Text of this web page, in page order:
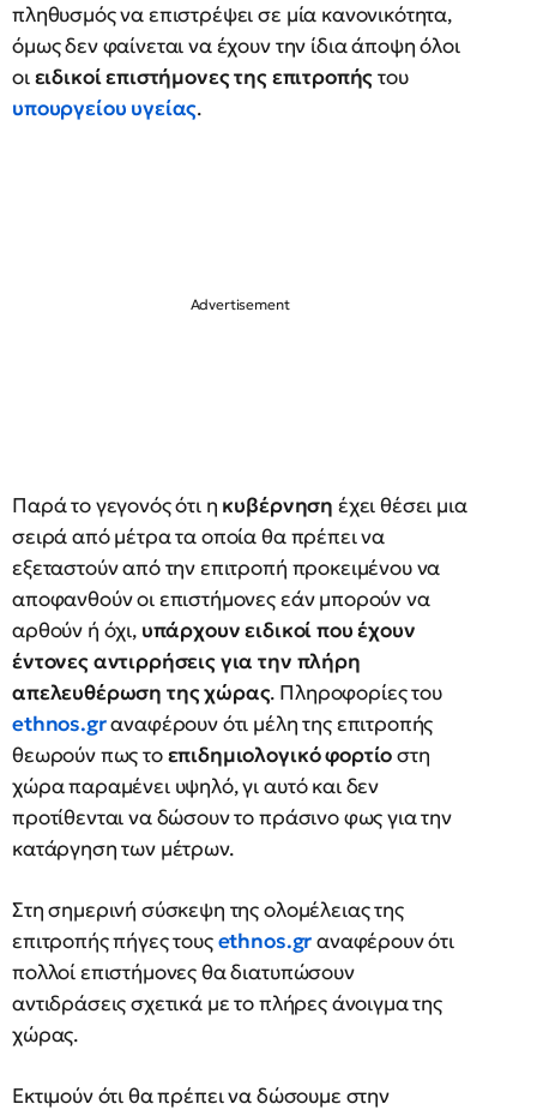
πληθυσμός να επιστρέψει σε μία κανονικότητα,
όμως δεν φαίνεται να έχουν την ίδια άποψη όλοι
οιειδικοί επιστήμονες της επιτροπήςτου
υπουργείου υγείας.
Παρά το γεγονός ότι η κυβέρνηση έχει θέσει μια
σειρά από μέτρα τα οποία θα πρέπει να
εξεταστούν από την επιτροπή προκειμένου να
αποφανθούν οι επιστήμονες εάν μπορούν να
αρθούν ή όχι, υπάρχουν ειδικοί που έχουν
έντονες αντιρρήσεις για την πλήρη
απελευθέρωση της χώρας. Πληροφορίες του
ethnos.grαναφέρουν ότι μέλη της επιτροπής
θεωρούν πως τοεπιδημιολογικό φορτίοστη
χώρα παραμένει υψηλό, γι αυτό και δεν
προτίθενται να δώσουν το πράσινο φως για την
κατάργηση των μέτρων.
Στη σημερινή σύσκεψη της ολομέλειας της
επιτροπής πήγες τουςethnos.grαναφέρουν ότι
πολλοί επιστήμονες θα διατυπώσουν
αντιδράσεις σχετικά με το πλήρες άνοιγμα της
χώρας.
Εκτιμούν ότι θα πρέπει να δώσουμε στην